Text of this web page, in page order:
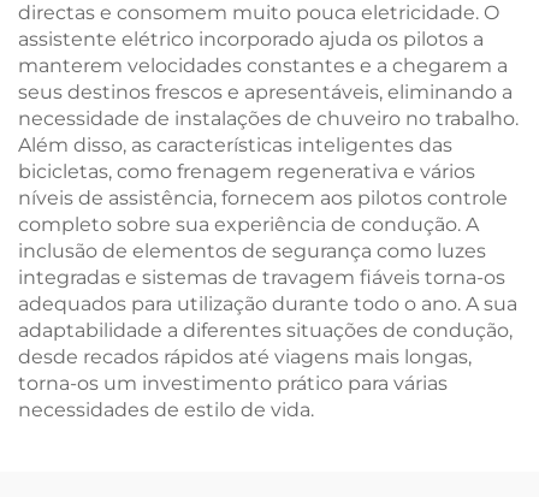
directas e consomem muito pouca eletricidade. O
assistente elétrico incorporado ajuda os pilotos a
manterem velocidades constantes e a chegarem a
seus destinos frescos e apresentáveis, eliminando a
necessidade de instalações de chuveiro no trabalho.
Além disso, as características inteligentes das
bicicletas, como frenagem regenerativa e vários
níveis de assistência, fornecem aos pilotos controle
completo sobre sua experiência de condução. A
inclusão de elementos de segurança como luzes
integradas e sistemas de travagem fiáveis torna-os
adequados para utilização durante todo o ano. A sua
adaptabilidade a diferentes situações de condução,
desde recados rápidos até viagens mais longas,
torna-os um investimento prático para várias
necessidades de estilo de vida.